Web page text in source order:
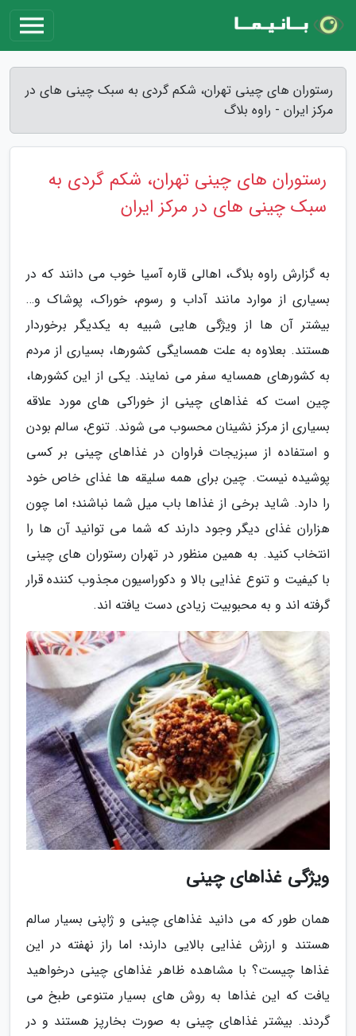
رستوران های چینی تهران، شکم گردی به سبک چینی های در
مرکز ایران - راوه بلاگ
رستوران های چینی تهران، شکم گردی به
سبک چینی های در مرکز ایران
به گزارش راوه بلاگ، اهالی قاره آسیا خوب می دانند که در
بسیاری از موارد مانند آداب و رسوم، خوراک، پوشاک و…
بیشتر آن ها از ویژگی هایی شبیه به یکدیگر برخوردار
هستند. بعلاوه به علت همسایگی کشورها، بسیاری از مردم
به کشورهای همسایه سفر می نمایند. یکی از این کشورها،
چین است که غذاهای چینی از خوراکی های مورد علاقه
بسیاری از مرکز نشینان محسوب می شوند. تنوع، سالم بودن
و استفاده از سبزیجات فراوان در غذاهای چینی بر کسی
پوشیده نیست. چین برای همه سلیقه ها غذای خاص خود
را دارد. شاید برخی از غذاها باب میل شما نباشند؛ اما چون
هزاران غذای دیگر وجود دارند که شما می توانید آن ها را
انتخاب کنید. به همین منظور در تهران رستوران های چینی
با کیفیت و تنوع غذایی بالا و دکوراسیون مجذوب کننده قرار
گرفته اند و به محبوبیت زیادی دست یافته اند.
ویژگی غذاهای چینی
همان طور که می دانید غذاهای چینی و ژاپنی بسیار سالم
هستند و ارزش غذایی بالایی دارند؛ اما راز نهفته در این
غذاها چیست؟ با مشاهده ظاهر غذاهای چینی درخواهید
یافت که این غذاها به روش های بسیار متنوعی طبخ می
گردند. بیشتر غذاهای چینی به صورت بخارپز هستند و در